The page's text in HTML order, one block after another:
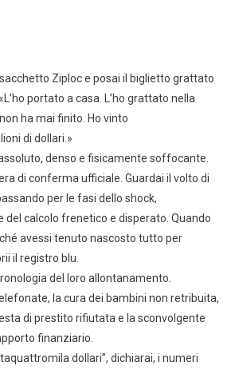
Ziploc e posai il biglietto grattato
portato a casa. L’ho grattato nella
ha mai finito. Ho vinto
di dollari.»
denso e fisicamente soffocante.
di conferma ufficiale. Guardai il volto di
per le fasi dello shock,
del calcolo frenetico e disperato. Quando
avessi tenuto nascosto tutto per
il registro blu.
del loro allontanamento.
la cura dei bambini non retribuita,
di prestito rifiutata e la sconvolgente
finanziario.
dollari”, dichiarai, i numeri